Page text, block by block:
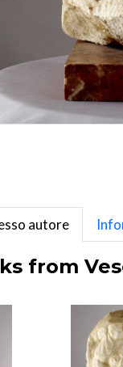
autore
from